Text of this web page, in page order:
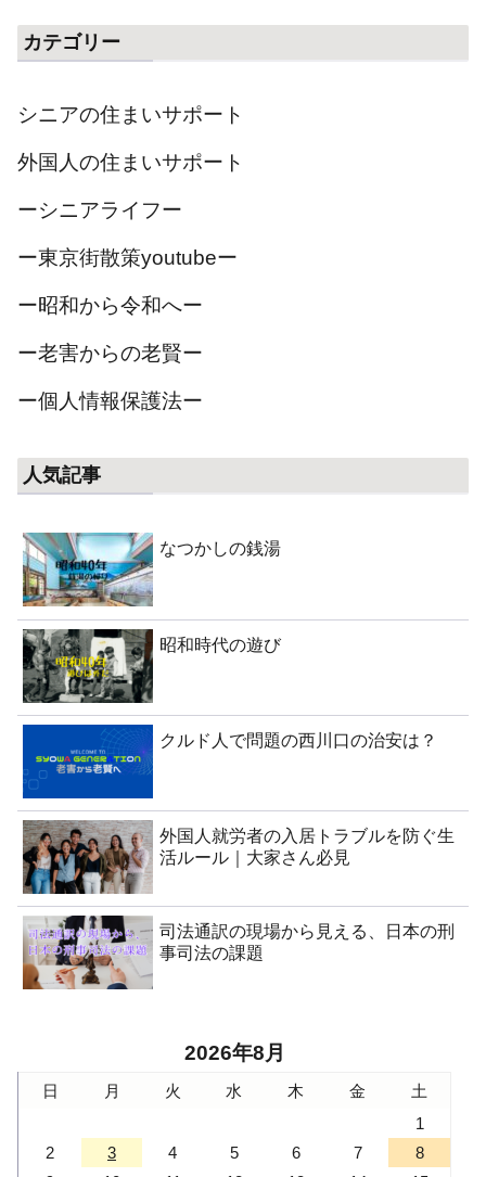
カテゴリー
シニアの住まいサポート
外国人の住まいサポート
ーシニアライフー
ー東京街散策youtubeー
ー昭和から令和へー
ー老害からの老賢ー
ー個人情報保護法ー
人気記事
なつかしの銭湯
昭和時代の遊び
クルド人で問題の西川口の治安は？
外国人就労者の入居トラブルを防ぐ生
活ルール｜大家さん必見
司法通訳の現場から見える、日本の刑
事司法の課題
2026年8月
日 月 火 水 木 金
土
1
2
3 4 5 6 7
8